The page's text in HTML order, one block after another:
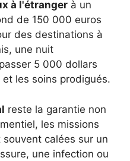
à l'étranger à un
de 150 000 euros
des destinations à
une nuit
5 000 dollars
les soins prodigués.
reste la garantie non
les missions
calées sur un
une infection ou